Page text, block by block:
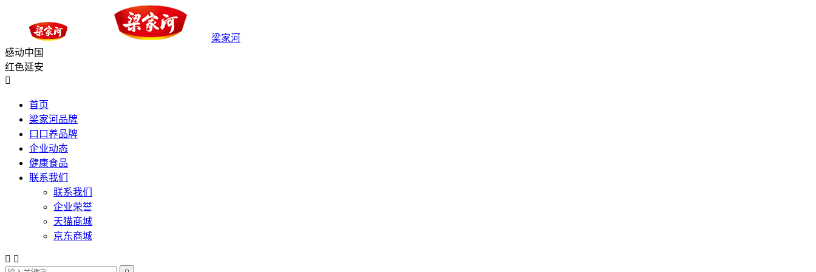
梁家河
感动中国
红色延安

首页
梁家河品牌
口口养品牌
企业动态
健康食品
联系我们
联系我们
企业荣誉
天猫商城
京东商城
 